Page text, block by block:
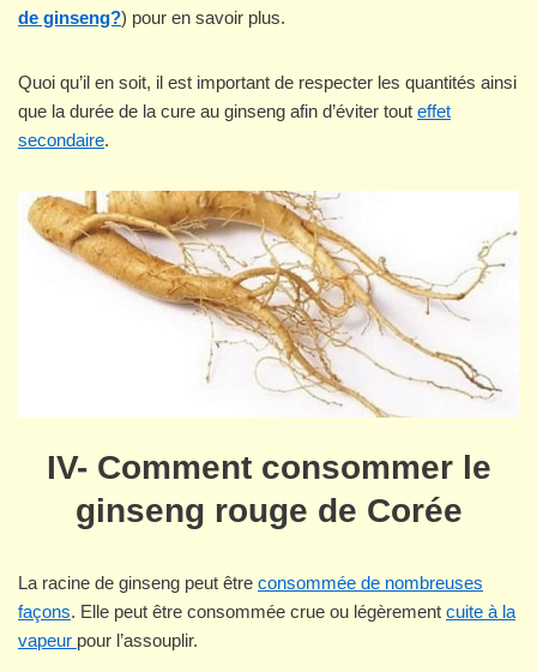
de ginseng?) pour en savoir plus.
Quoi qu’il en soit, il est important de respecter les quantités ainsi
que la durée de la cure au ginseng afin d’éviter tout effet
secondaire.
IV- Comment consommer le
ginseng rouge de Corée
La racine de ginseng peut être consommée de nombreuses
façons. Elle peut être consommée crue ou légèrement cuite à la
vapeur pour l’assouplir.